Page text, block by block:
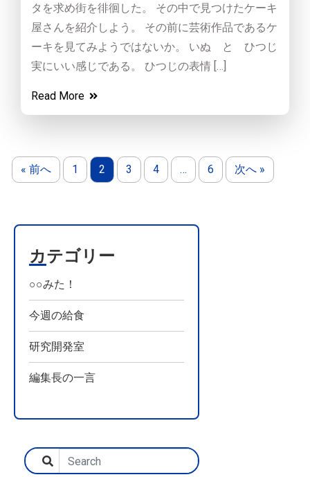
タを求め街を徘徊した。 その中で見つけたケーキ
屋さんを紹介しよう。 その前に芸術作品であるケ
ーキを見てみようではないか。 いぬ と ひつじ
実にいい感じである。 ひつじの表情 […]
Read More
« 前へ 1 2 3 4 … 6 次へ »
カテゴリー
○○みた！
今週の給食
研究開発室
編集長の一言